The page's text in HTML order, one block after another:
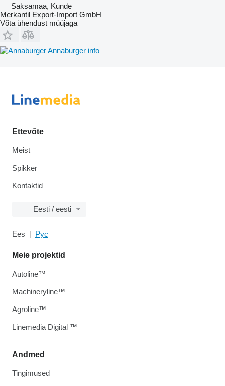
Saksamaa, Kunde
Merkantil Export-Import GmbH
Võta ühendust müüjaga
Annaburger info
Ettevõte
Meist
Spikker
Kontaktid
Eesti / eesti
Ees Рус
Andmed
Tingimused
Meie projektid
Autoline™
Machineryline™
Agroline™
Linemedia Digital ™